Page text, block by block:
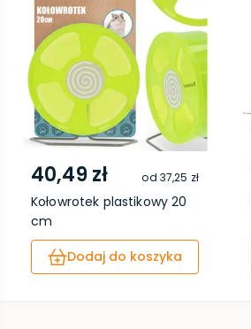
40,49 zł od 37,25 zł
Kołowrotek plastikowy 20
cm
Dodaj do koszyka